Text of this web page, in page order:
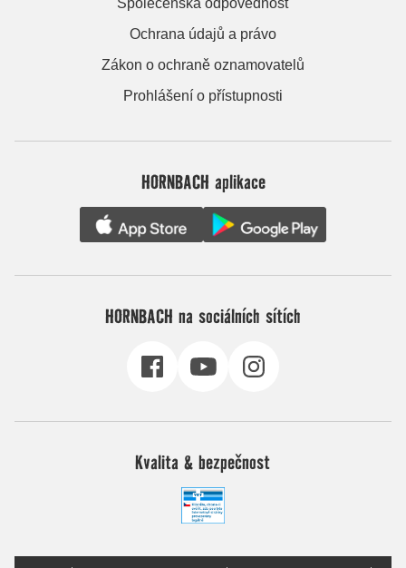
Ochrana údajů a právo
Zákon o ochraně oznamovatelů
Prohlášení o přístupnosti
HORNBACH aplikace
HORNBACH na sociálních sítích
Kvalita & bezpečnost